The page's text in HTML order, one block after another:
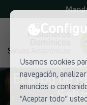
Usamos cookies
navegación,
anuncios o
“Aceptar todo”
El Blog de
-